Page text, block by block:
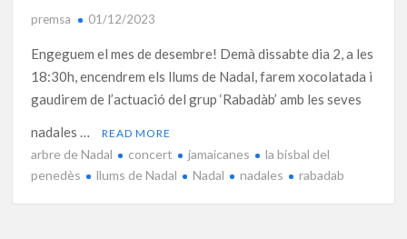
premsa 01/12/2023
Engeguem el mes de desembre! Demà dissabte dia 2, a les
18:30h, encendrem els llums de Nadal, farem xocolatada i
gaudirem de l’actuació del grup ‘Rabadàb’ amb les seves
nadales …
READ MORE
arbre de Nadal concert jamaicanes
la bisbal del
penedès
llums de Nadal Nadal nadales rabadab